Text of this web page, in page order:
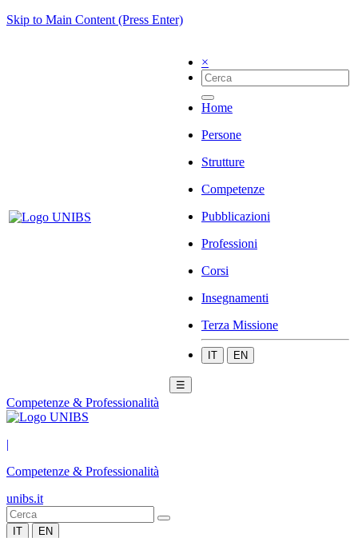
Skip to Main Content (Press Enter)
×
Home
Persone
Strutture
Competenze
Pubblicazioni
Professioni
Corsi
Insegnamenti
Terza Missione
IT EN
☰
Competenze & Professionalità
|
Competenze & Professionalità
unibs.it
IT EN